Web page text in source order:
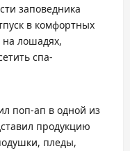
заповедника
в комфортных
на лошадях,
спа-
поп-ап в одной из
продукцию
пледы,